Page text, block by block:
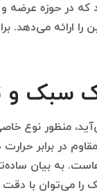
در حوزه عرضه و
ارائه می‌دهد.
سبک و
منظور نوع
در برابر
به بیان
می‌توان با دقت